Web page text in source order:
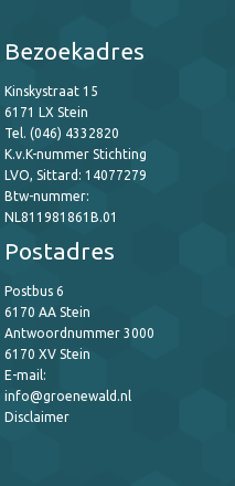
Bezoekadres
Kinskystraat 15
6171 LX Stein
Tel. (046) 4332820
K.v.K-nummer Stichting
LVO, Sittard: 14077279
Btw-nummer:
NL811981861B.01
Postadres
Postbus 6
6170 AA Stein
Antwoordnummer 3000
6170 XV Stein
E-mail:
info@groenewald.nl
Disclaimer